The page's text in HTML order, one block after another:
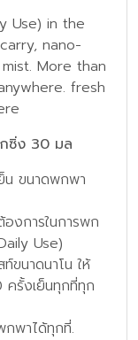
Use) in the
nano-
More than
fresh
ซิ่ง 30 มล
น ขนาดพกพา
งการในการพก
Use)
ขนาดนาโน ให้
ครั้งเย็นทุกที่ทุก
กพาได้ทุกที่.